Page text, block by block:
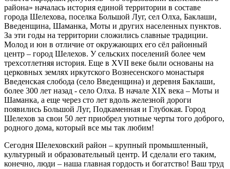
района» началась история единой территории в составе
города Шелехова, поселка Большой Луг, сел Олха, Баклаши,
Введенщина, Шаманка, Моты и других населенных пунктов.
За эти годы на территории сложились славные традиции.
Молод и юн в отличие от окружающих его сёл районный
центр – город Шелехов. У сельских поселений более чем
трехсотлетняя история. Еще в XVII веке были основаны на
церковных землях иркутского Вознесенского монастыря
Введенская слобода (село Введенщина) и деревня Баклаши,
более 300 лет назад - село Олха. В начале XIX века – Моты и
Шаманка, а еще через сто лет вдоль железной дороги
появились Большой Луг, Подкаменная и Глубокая. Город
Шелехов за свои 50 лет приобрел уютные черты того доброго,
родного дома, который все мы так любим!
Сегодня Шелеховский район – крупный промышленный,
культурный и образовательный центр. И сделали его таким,
конечно, люди – наша главная гордость и богатство! Ваш труд